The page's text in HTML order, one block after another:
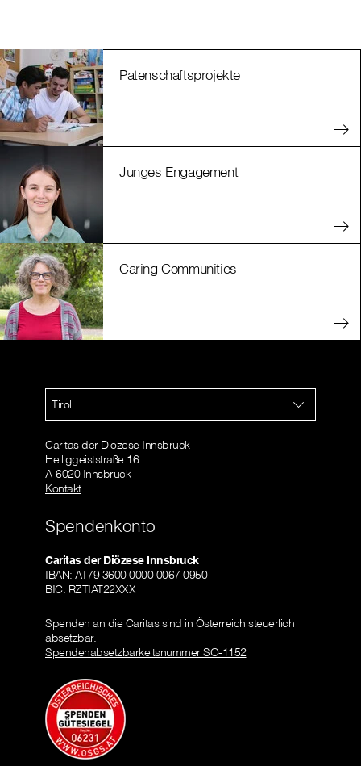
Patenschaftsprojekte
Junges Engagement
Caring Communities
Tirol
Caritas der Diözese Innsbruck
Heiliggeiststraße 16
A-6020 Innsbruck
Kontakt
Spendenkonto
Caritas der Diözese Innsbruck
IBAN: AT79 3600 0000 0067 0950
BIC: RZTIAT22XXX
Spenden an die Caritas sind in Österreich steuerlich
absetzbar.
Spendenabsetzbarkeitsnummer SO-1152